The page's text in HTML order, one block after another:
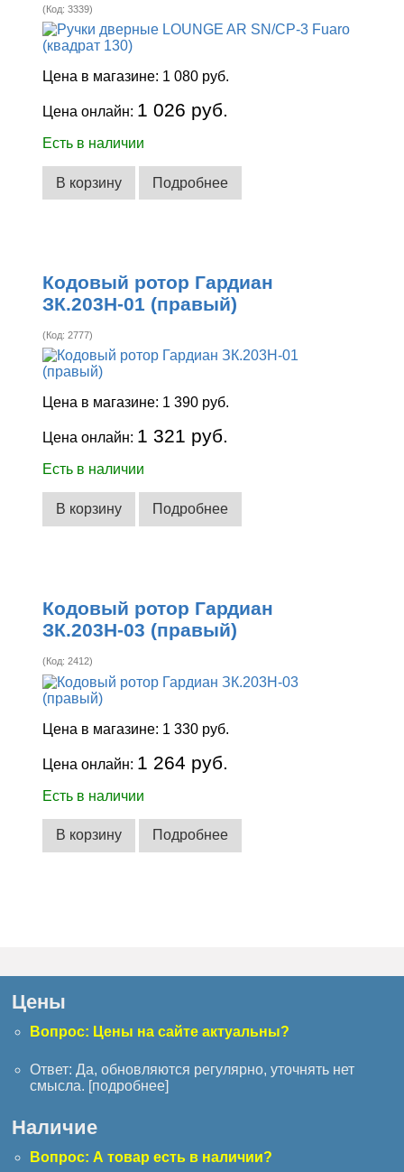
(Код:3339)
Цена в магазине: 1 080 руб.
Цена онлайн: 1 026 руб.
Есть в наличии
В корзину Подробнее
Кодовый ротор Гардиан
ЗК.203Н-01 (правый)
(Код:2777)
Цена в магазине: 1 390 руб.
Цена онлайн: 1 321 руб.
Есть в наличии
В корзину Подробнее
Кодовый ротор Гардиан
ЗК.203Н-03 (правый)
(Код:2412)
Цена в магазине: 1 330 руб.
Цена онлайн: 1 264 руб.
Есть в наличии
В корзину Подробнее
Цены
Вопрос: Цены на сайте актуальны?
Ответ: Да, обновляются регулярно, уточнять нет
смысла. [подробнее]
Наличие
Вопрос: А товар есть в наличии?